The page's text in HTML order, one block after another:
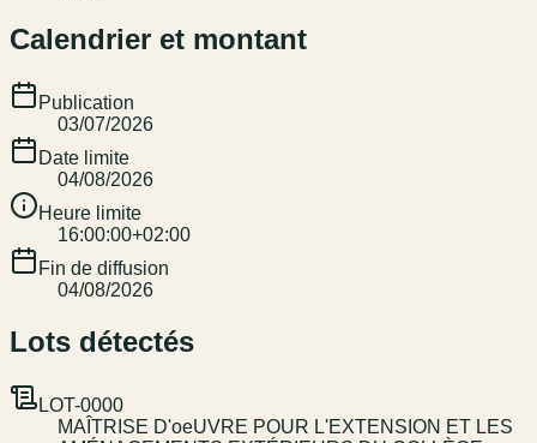
Calendrier et montant
Publication
03/07/2026
Date limite
04/08/2026
Heure limite
16:00:00+02:00
Fin de diffusion
04/08/2026
Lots détectés
LOT-0000
MAÎTRISE D'oeUVRE POUR L'EXTENSION ET LES